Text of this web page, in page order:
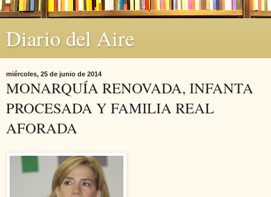
Diario del Aire
miércoles, 25 de junio de 2014
MONARQUÍA RENOVADA, INFANTA
PROCESADA Y FAMILIA REAL
AFORADA